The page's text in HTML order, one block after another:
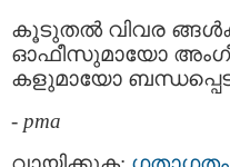
കൂടുതല്‍ വിവര
ഓഫീസുമായോ
കളുമായോ
- pma